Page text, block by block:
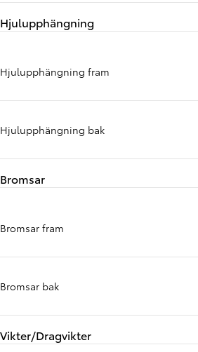
Hjulupphängning
Hjulupphängning fram
Hjulupphängning bak
Bromsar
Bromsar fram
Bromsar bak
Vikter/Dragvikter